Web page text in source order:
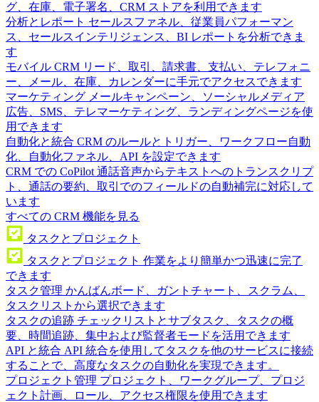
グ、在庫、電子署名、CRM ストアを利用できます
分析とレポート セールスファネル、従業員パフォーマン
ス、セールスインテリジェンス、BI レポートを分析できま
す
モバイル CRM リード、取引、請求書、支払い、テレフォニ
ー、メール、在庫、カレンダーに手元でアクセスできます
マーケティング メールキャンペーン、ソーシャルメディア
広告、SMS、テレマーケティング、ランディングページを使
用できます
自動化と統合 CRM のルールとトリガー、ワークフロー自動
化、自動化ファネル、API を設定できます
CRM での CoPilot 通話音声からテキストへのトランスクリプ
ト、通話の要約、取引でのフィールドの自動補完に対応して
います
すべての CRM 機能を見る
タスクとプロジェクト
タスクとプロジェクト 作業をより簡単かつ迅速に完了
できます
タスク管理 かんばんボード、ガントチャート、スクラム、
タスクリストから選択できます
タスクの追跡 チェックリストとサブタスク、タスクの概
要、時間追跡、集中および監督者モードを活用できます
API と統合 API 統合を使用してタスクを他のサービスに接続
することで、高度なタスクの自動化を実現できます。
プロジェクト管理 プロジェクト、ワークグループ、プロジ
ェクト計画、ロール、アクセス権限を使用できます